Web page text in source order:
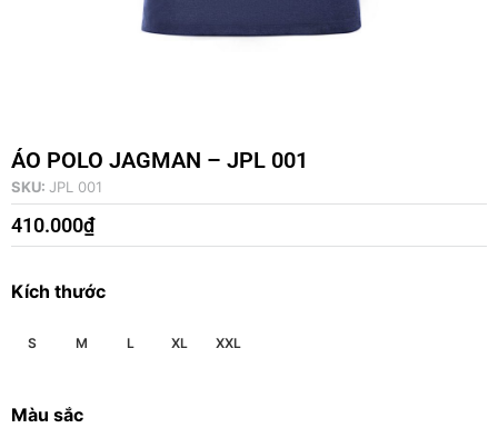
ÁO POLO JAGMAN – JPL 001
SKU: JPL 001
410.000₫
Kích thước
S M L XL XXL
Màu sắc